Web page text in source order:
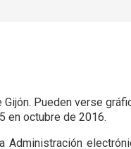
Pueden verse
en octubre de 2016.